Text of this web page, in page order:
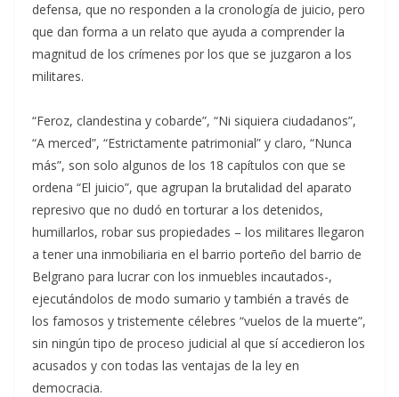
defensa, que no responden a la cronología de juicio, pero
que dan forma a un relato que ayuda a comprender la
magnitud de los crímenes por los que se juzgaron a los
militares.
“Feroz, clandestina y cobarde”, “Ni siquiera ciudadanos”,
“A merced”, “Estrictamente patrimonial” y claro, “Nunca
más”, son solo algunos de los 18 capítulos con que se
ordena “El juicio”, que agrupan la brutalidad del aparato
represivo que no dudó en torturar a los detenidos,
humillarlos, robar sus propiedades – los militares llegaron
a tener una inmobiliaria en el barrio porteño del barrio de
Belgrano para lucrar con los inmuebles incautados-,
ejecutándolos de modo sumario y también a través de
los famosos y tristemente célebres “vuelos de la muerte”,
sin ningún tipo de proceso judicial al que sí accedieron los
acusados y con todas las ventajas de la ley en
democracia.